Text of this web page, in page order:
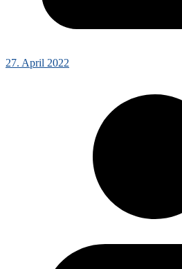
27. April 2022